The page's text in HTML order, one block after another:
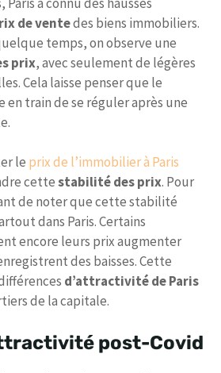
de ventedes biens immobiliers.
temps, on observe une
prix, avec seulement de légères
Cela laisse penser que le
train de se réguler après une
le prix de l’immobilier à Paris
cettestabilité des prix. Pour
de noter que cette stabilité
dans Paris. Certains
encore leurs prix augmenter
des baisses. Cette
d’attractivité de Paris
de la capitale.
post-Covid